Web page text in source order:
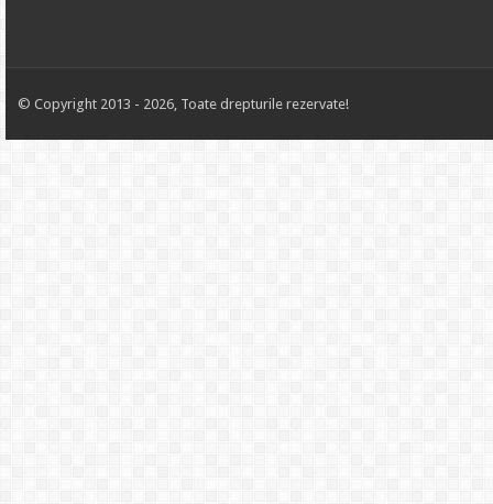
© Copyright 2013 - 2026, Toate drepturile rezervate!